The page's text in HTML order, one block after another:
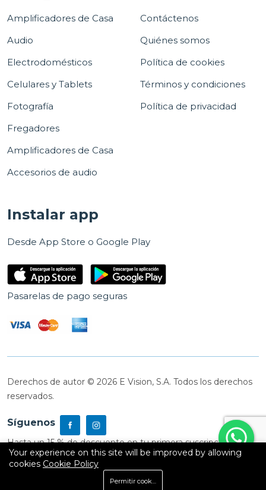
Amplificadores de Casa
Audio
Electrodomésticos
Celulares y Tablets
Fotografía
Fregadores
Amplificadores de Casa
Accesorios de audio
Contáctenos
Quiénes somos
Política de cookies
Términos y condiciones
Política de privacidad
Instalar app
Desde App Store o Google Play
Pasarelas de pago seguras
Derechos de autor © 2026 E Vision, S.A. Todos los derechos
reservados.
Síguenos
Hasta un 15 % de descuento en tu primera suscripción
Carrito
Your experience on this site will be improved by allowing
cookies Cookie Policy
Permitir cookies